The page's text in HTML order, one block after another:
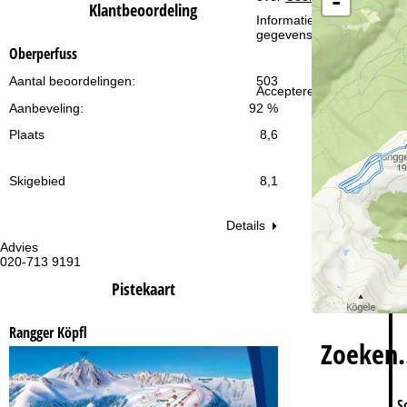
Informatie over de
gegevensbescherming
Accepteren
Advies
020-713 9191
vr:
Klantbeoordeling
Oberperfuss
503
Aantal beoordelingen:
92 %
Aanbeveling:
Plaats
8,6
Skigebied 8,1
Details
Pistekaart
Rangger Köpfl
n
a